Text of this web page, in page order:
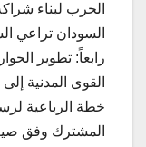
الحرب لبناء
السودان تراعي
رابعاً: تطوير
القوى المدنية
خطة الرباعية
المشترك وفق